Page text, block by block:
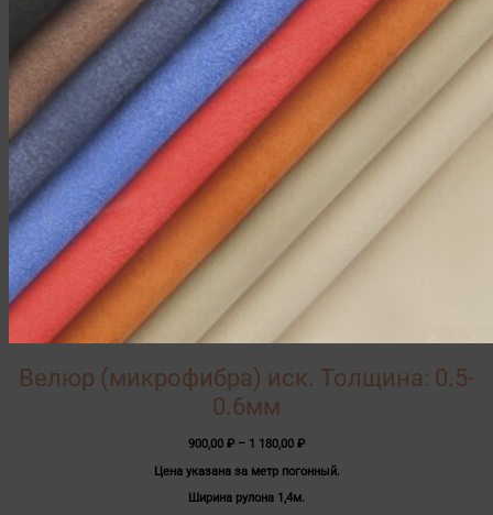
Велюр (микрофибра) иск. Толщина: 0.5-
0.6мм
900,00 ₽ – 1 180,00 ₽Диапазон
900,00 ₽
Цена указана за метр погонный.
Ширина рулона 1,4м.